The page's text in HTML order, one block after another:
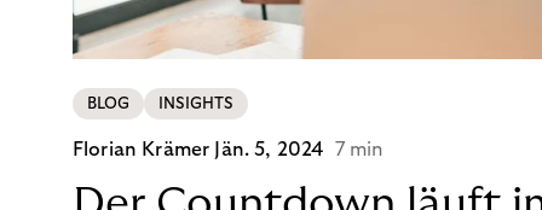
BLOG INSIGHTS
Florian Krämer Jän. 5, 2024 7 min